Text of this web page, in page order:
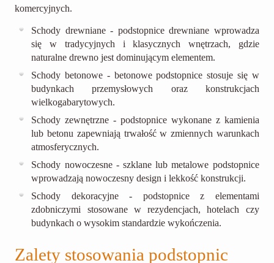
komercyjnych.
Schody drewniane - podstopnice drewniane wprowadza
się w tradycyjnych i klasycznych wnętrzach, gdzie
naturalne drewno jest dominującym elementem.
Schody betonowe - betonowe podstopnice stosuje się w
budynkach przemysłowych oraz konstrukcjach
wielkogabarytowych.
Schody zewnętrzne - podstopnice wykonane z kamienia
lub betonu zapewniają trwałość w zmiennych warunkach
atmosferycznych.
Schody nowoczesne - szklane lub metalowe podstopnice
wprowadzają nowoczesny design i lekkość konstrukcji.
Schody dekoracyjne - podstopnice z elementami
zdobniczymi stosowane w rezydencjach, hotelach czy
budynkach o wysokim standardzie wykończenia.
Zalety stosowania podstopnic